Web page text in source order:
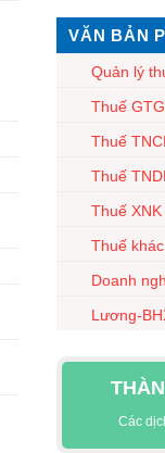
VĂN BẢN
Quản lý
Thuế
Thuế
Thuế
Thuế XNK
Thuế khác
Doanh
Lương-
Các